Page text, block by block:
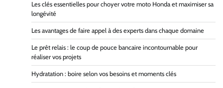
Les clés essentielles pour choyer votre moto Honda et maximiser sa
longévité
Les avantages de faire appel à des experts dans chaque domaine
Le prêt relais : le coup de pouce bancaire incontournable pour
réaliser vos projets
Hydratation : boire selon vos besoins et moments clés